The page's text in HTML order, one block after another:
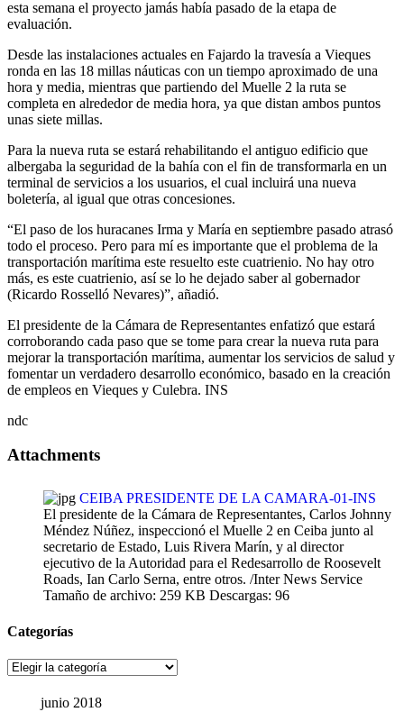
esta semana el proyecto jamás había pasado de la etapa de
evaluación.
Desde las instalaciones actuales en Fajardo la travesía a Vieques
ronda en las 18 millas náuticas con un tiempo aproximado de una
hora y media, mientras que partiendo del Muelle 2 la ruta se
completa en alrededor de media hora, ya que distan ambos puntos
unas siete millas.
Para la nueva ruta se estará rehabilitando el antiguo edificio que
albergaba la seguridad de la bahía con el fin de transformarla en un
terminal de servicios a los usuarios, el cual incluirá una nueva
boletería, al igual que otras concesiones.
“El paso de los huracanes Irma y María en septiembre pasado atrasó
todo el proceso. Pero para mí es importante que el problema de la
transportación marítima este resuelto este cuatrienio. No hay otro
más, es este cuatrienio, así se lo he dejado saber al gobernador
(Ricardo Rosselló Nevares)”, añadió.
El presidente de la Cámara de Representantes enfatizó que estará
corroborando cada paso que se tome para crear la nueva ruta para
mejorar la transportación marítima, aumentar los servicios de salud y
fomentar un verdadero desarrollo económico, basado en la creación
de empleos en Vieques y Culebra. INS
ndc
Attachments
CEIBA PRESIDENTE DE LA CAMARA-01-INS
El presidente de la Cámara de Representantes, Carlos Johnny
Méndez Núñez, inspeccionó el Muelle 2 en Ceiba junto al
secretario de Estado, Luis Rivera Marín, y al director
ejecutivo de la Autoridad para el Redesarrollo de Roosevelt
Roads, Ian Carlo Serna, entre otros. /Inter News Service
Tamaño de archivo: 259 KB Descargas: 96
Categorías
Categorías
junio 2018